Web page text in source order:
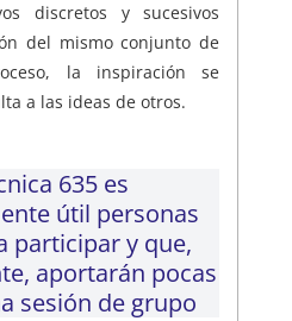
discretos y sucesivos
del mismo conjunto de
la inspiración se
a las ideas de otros.
635 es
útil personas
participar y que,
aportarán pocas
sesión de grupo